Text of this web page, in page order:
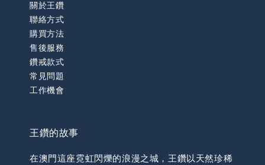
關於王鑽
聯絡方式
購買方法
售後服務
鑽戒款式
常見問題
工作機會
王鑽的故事
在澳門這座霓虹閃爍的浪漫之城，王鑽以天然珍稀